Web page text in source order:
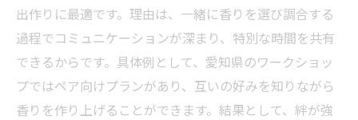
出作りに最適です。理由は、一緒に香りを選び調合する
過程でコミュニケーションが深まり、特別な時間を共有
できるからです。具体例として、愛知県のワークショッ
プではペア向けプランがあり、互いの好みを知りながら
香りを作り上げることができます。結果として、絆が強